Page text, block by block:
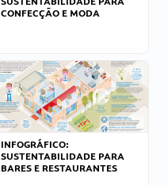
CONFECÇÃO E MODA
INFOGRÁFICO:
SUSTENTABILIDADE PARA
BARES E RESTAURANTES